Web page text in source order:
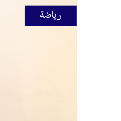
رياضة